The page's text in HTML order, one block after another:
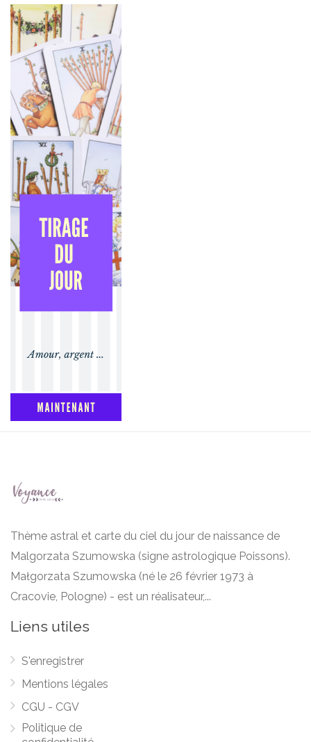
Thème astral et carte du ciel du jour de naissance de
Malgorzata Szumowska (signe astrologique Poissons).
Małgorzata Szumowska (né le 26 février 1973 à
Cracovie, Pologne) - est un réalisateur,...
Liens utiles
S'enregistrer
Mentions légales
CGU - CGV
Politique de